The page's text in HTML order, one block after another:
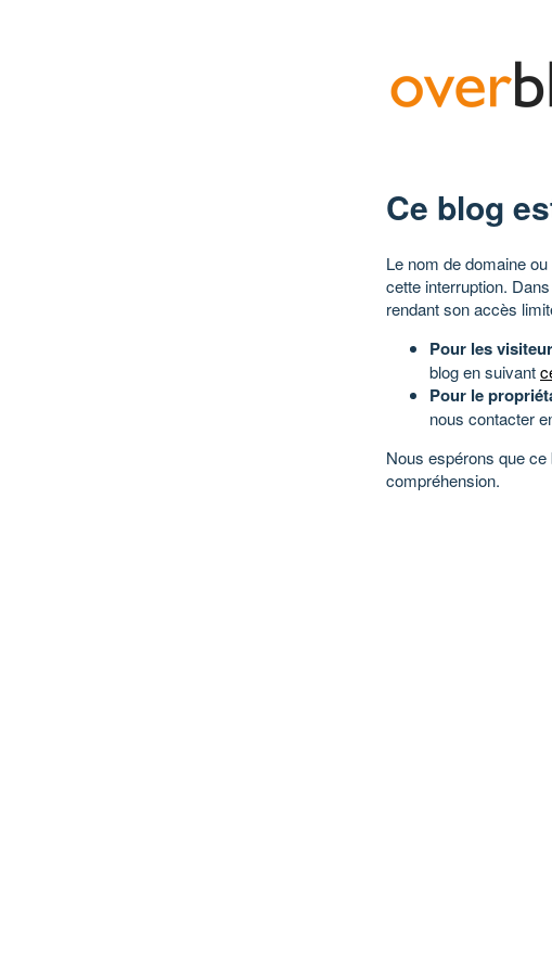
Ce blog
Le nom de domaine
cette interruption.
rendant son accès
Pour les
blog en suivant
Pour le
nous contacter
Nous espérons que
compréhension.